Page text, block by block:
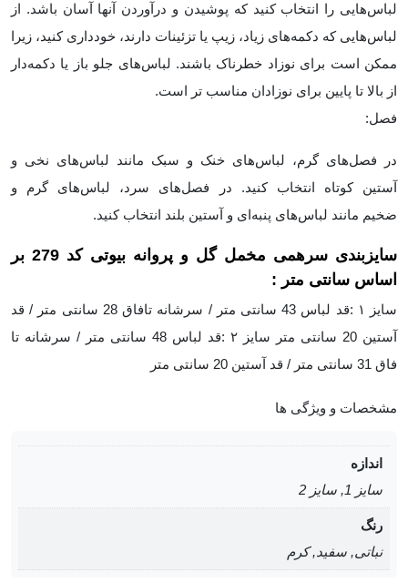
لباس‌هایی را انتخاب کنید که پوشیدن و درآوردن آنها آسان باشد. از
لباس‌هایی که دکمه‌های زیاد، زیپ یا تزئینات دارند، خودداری کنید، زیرا
ممکن است برای نوزاد خطرناک باشند. لباس‌های جلو باز یا دکمه‌دار
از بالا تا پایین برای نوزادان مناسب‌ تر است.
فصل:
در فصل‌های گرم، لباس‌های خنک و سبک مانند لباس‌های نخی و
آستین کوتاه انتخاب کنید. در فصل‌های سرد، لباس‌های گرم و
ضخیم مانند لباس‌های پنبه‌ای و آستین بلند انتخاب کنید.
سایزبندی سرهمی مخمل گل و پروانه بیوتی کد 279
بر
اساس سانتی متر :
سایز ۱ :قد لباس 43 سانتی متر / سرشانه تافاق 28 سانتی متر / قد
آستین 20 سانتی متر سایز ۲ :قد لباس 48 سانتی متر / سرشانه تا
فاق 31 سانتی متر / قد آستین 20 سانتی متر
مشخصات و ویژگی ها
اندازه
سایز 1, سایز 2
رنگ
نباتی, سفید, کرم